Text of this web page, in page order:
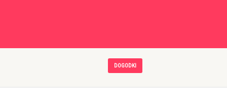
DOGODKI